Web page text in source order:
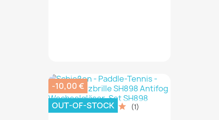
(1)
-10,00 €
OUT-OF-STOCK